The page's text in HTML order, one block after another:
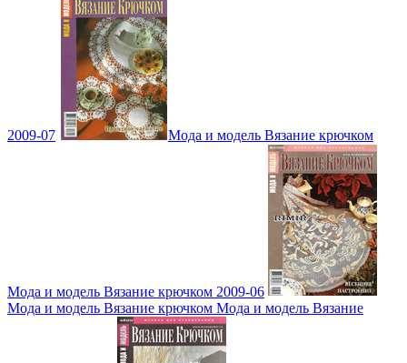
2009-07 Мода и модель Вязание крючком
Мода и модель Вязание крючком 2009-06
Мода и модель Вязание крючком Мода и модель Вязание